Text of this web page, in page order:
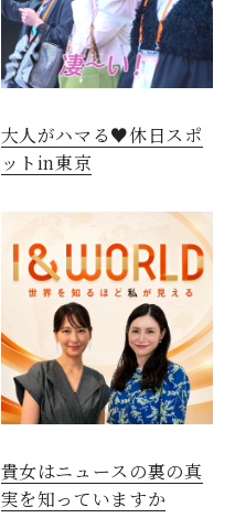
大人がハマる♥休日スポ
ットin東京
貴女はニュースの裏の真
実を知っていますか